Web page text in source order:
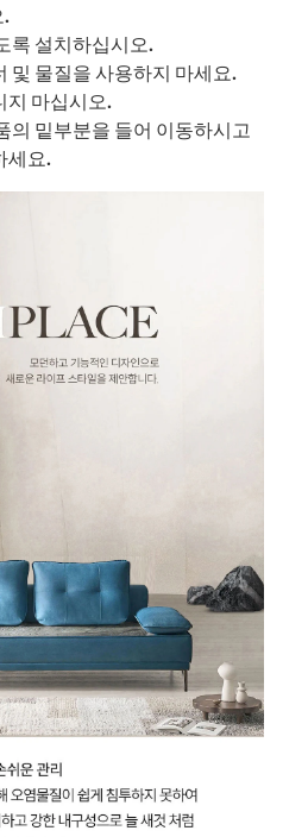
.
록 설치하십시오.
및 물질을 사용하지 마세요.
지 마십시오.
의 밑부분을 들어 이동하시고
세요.